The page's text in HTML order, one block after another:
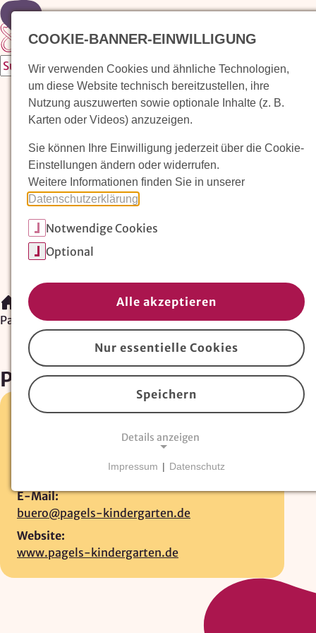
Zur Startseite
Waldorfkindergarten finden
Pädagogischer Ansatz
Arbeit im Waldorfkindergarten
Unser Verein
Magazin: Erziehungskunst frühe Kindheit
Waldorfkindergarten finden/
Pagels-Kindergarten
Pagels-Kindergarten
Deichstr. 2 •26789 Leer
E-Mail:
buero@pagels-kindergarten.de
Website:
www.pagels-kindergarten.de
COOKIE-BANNER-EINWILLIGUNG
Wir verwenden Cookies und ähnliche Technologien,
um diese Website technisch bereitzustellen, ihre
Nutzung auszuwerten sowie optionale Inhalte (z. B.
Karten oder Videos) anzuzeigen.
Sie können Ihre Einwilligung jederzeit über die Cookie-
Einstellungen ändern oder widerrufen.
Weitere Informationen finden Sie in unserer
Datenschutzerklärung
Notwendige Cookies
Optional
Alle akzeptieren
Nur essentielle Cookies
Speichern
Details anzeigen
Essentielle Cookies
Website erforderlich und können nicht deaktiviert
werden. Hierzu zählen technisch notwendige
TYPO3-Cookies, sowie Funktionen zur
Impressum | Datenschutz